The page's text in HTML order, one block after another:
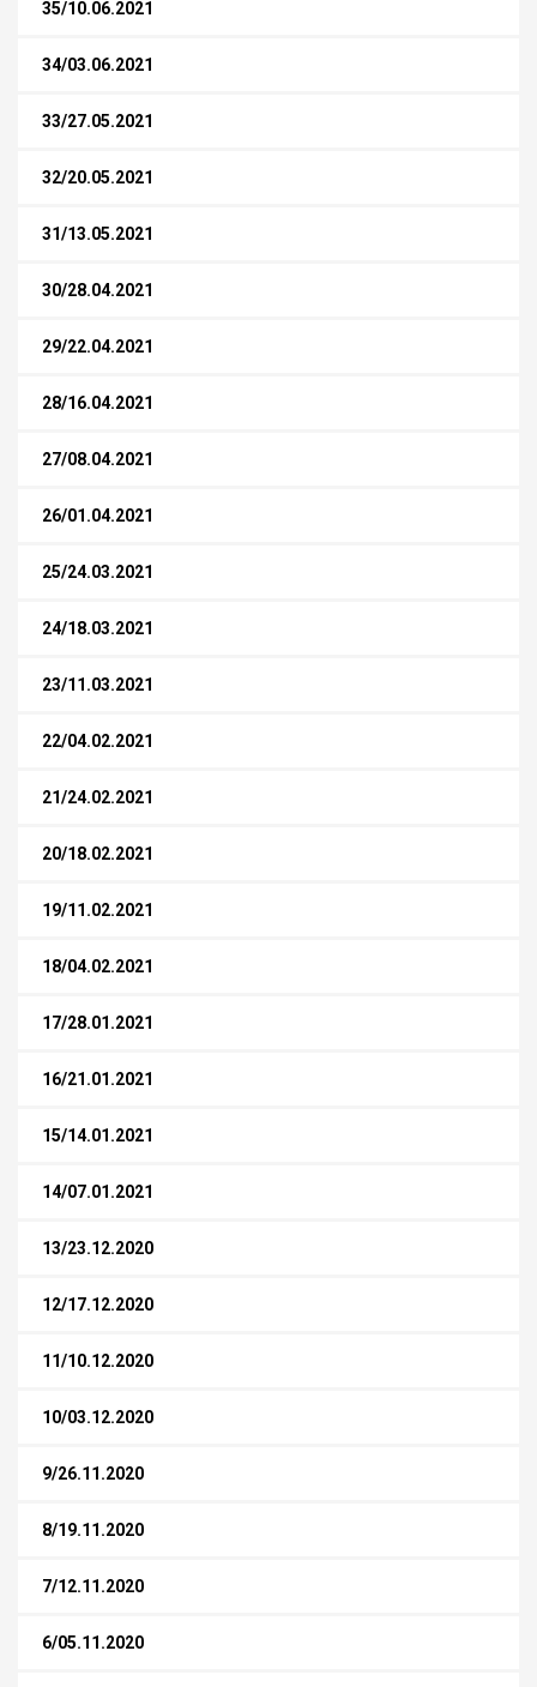
35/10.06.2021
34/03.06.2021
33/27.05.2021
32/20.05.2021
31/13.05.2021
30/28.04.2021
29/22.04.2021
28/16.04.2021
27/08.04.2021
26/01.04.2021
25/24.03.2021
24/18.03.2021
23/11.03.2021
22/04.02.2021
21/24.02.2021
20/18.02.2021
19/11.02.2021
18/04.02.2021
17/28.01.2021
16/21.01.2021
15/14.01.2021
14/07.01.2021
13/23.12.2020
12/17.12.2020
11/10.12.2020
10/03.12.2020
9/26.11.2020
8/19.11.2020
7/12.11.2020
6/05.11.2020